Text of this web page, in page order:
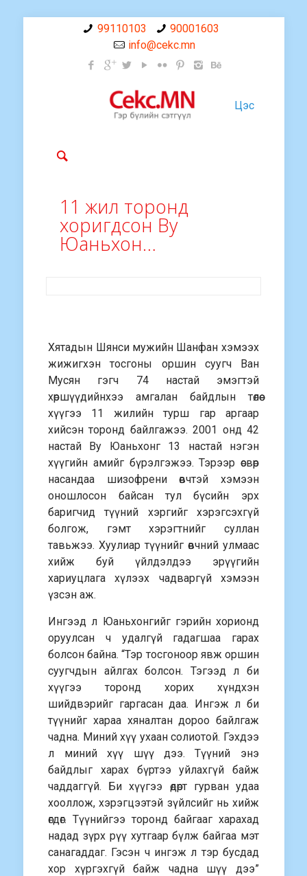
99110103
90001603
info@cekc.mn
Цэс
11 жил торонд
хоригдсон Ву
Юаньхон…
Хятадын Шянси мужийн Шанфан хэмээх
жижигхэн тосгоны оршин суугч Ван
Мусян гэгч 74 настай эмэгтэй
хөршүүдийнхээ амгалан байдлын төлөө
хүүгээ 11 жилийн турш гар аргаар
хийсэн торонд байлгажээ. 2001 онд 42
настай Ву Юаньхонг 13 настай нэгэн
хүүгийн амийг бүрэлгэжээ. Тэрээр өсвөр
насандаа шизофрени өвчтэй хэмээн
оношлосон байсан тул бүсийн эрх
баригчид түүний хэргийг хэрэгсэхгүй
болгож, гэмт хэрэгтнийг суллан
тавьжээ. Хуулиар түүнийг өвчний улмаас
хийж буй үйлдэлдээ эрүүгийн
хариуцлага хүлээх чадваргүй хэмээн
үзсэн аж.
Ингээд л Юаньхонгийг гэрийн хорионд
оруулсан ч удалгүй гадагшаа гарах
болсон байна. “Тэр тосгоноор явж оршин
суугчдын айлгах болсон. Тэгээд л би
хүүгээ торонд хорих хүндхэн
шийдвэрийг гаргасан даа. Ингэж л би
түүнийг хараа хяналтан дороо байлгаж
чадна. Миний хүү ухаан солиотой. Гэхдээ
л миний хүү шүү дээ. Түүний энэ
байдлыг харах бүртээ уйлахгүй байж
чаддаггүй. Би хүүгээ өдөрт гурван удаа
хооллож, хэрэгцээтэй зүйлсийг нь хийж
өгдөг. Түүнийгээ торонд байгааг харахад
надад зүрх рүү хутгаар бүлж байгаа мэт
санагаддаг. Гэсэн ч ингэж л тэр бусдад
хор хүргэхгүй байж чадна шүү дээ”